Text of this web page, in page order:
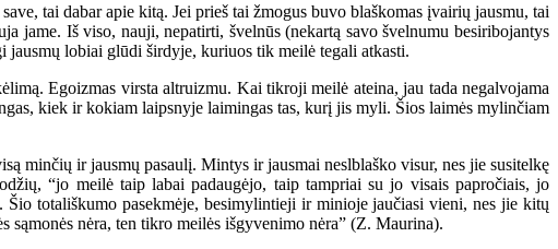
tai dabar apie kitą. Jei prieš tai žmogus buvo blaškomas įvairių jausmu, tai
jame. Iš viso, nauji, nepatirti, švelnūs (nekartą savo švelnumu besiribojantys
jausmų lobiai glūdi širdyje, kuriuos tik meilė tegali atkasti.
Egoizmas virsta altruizmu. Kai tikroji meilė ateina, jau tada negalvojama
kiek ir kokiam laipsnyje laimingas tas, kurį jis myli. Šios laimės mylinčiam
minčių ir jausmų pasaulį. Mintys ir jausmai neslblaško visur, nes jie susitelkę
“jo meilė taip labai padaugėjo, taip tampriai su jo visais papročiais, jo
totališkumo pasekmėje, besimylintieji ir minioje jaučiasi vieni, nes jie kitų
nėra, ten tikro meilės išgyvenimo nėra” (Z. Maurina).